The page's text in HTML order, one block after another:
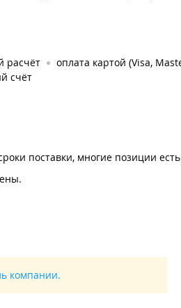
расчёт оплата картой (Visa,
счёт
поставки, многие позиции
компании.